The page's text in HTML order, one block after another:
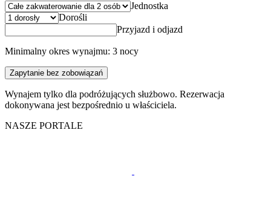
Jednostka
Dorośli
Przyjazd i odjazd
Minimalny okres wynajmu: 3 nocy
Zapytanie bez zobowiązań
Wynajem tylko dla podróżujących służbowo. Rezerwacja
dokonywana jest bezpośrednio u właściciela.
NASZE PORTALE